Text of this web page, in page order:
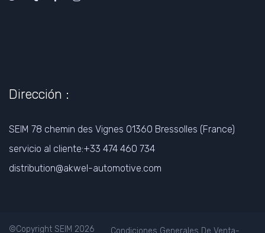
Dirección :
SEIM 78 chemin des Vignes 01360 Bressolles (France)
servicio al cliente:+33 474 460 734
distribution@akwel-automotive.com
©Copyright SEIM 2026 Condiciones Generales De Venta-